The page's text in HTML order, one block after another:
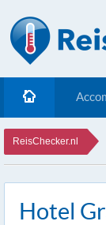
ReisChecker.nl
Hotel